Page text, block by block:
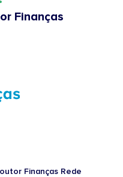
Finanças
Finanças Rede